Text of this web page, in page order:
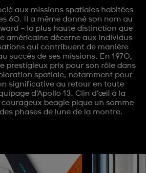
aux missions spatiales habitées
60. Il a même donné son nom au
– la plus haute distinction que
américaine décerne aux individus
qui contribuent de manière
succès de ses missions. En 1970,
prestigieux prix pour son rôle dans
spatiale, notamment pour
significative au retour en toute
d’Apollo 13. Clin d’œil à la
beagle pique un somme
phases de lune de la montre.